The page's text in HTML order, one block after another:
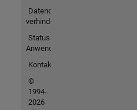
Datendiebstahl
verhindern
Status von
Anwendungen
Kontakt
©
1994-
2026